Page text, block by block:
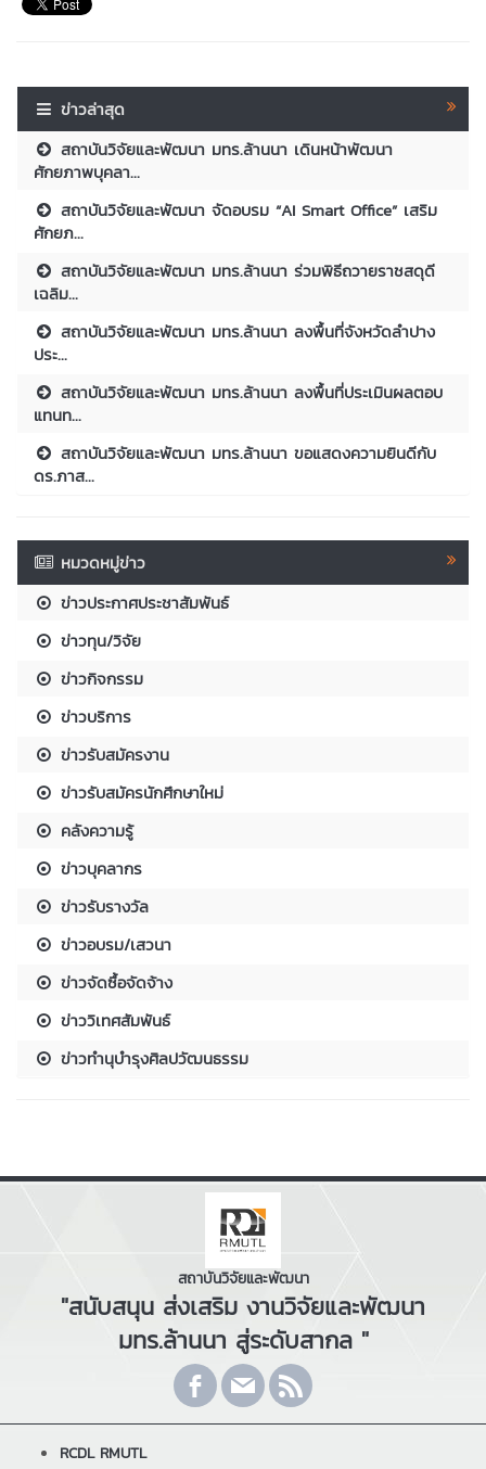
ข่าวล่าสุด
สถาบันวิจัยและพัฒนา มทร.ล้านนา เดินหน้าพัฒนา
ศักยภาพบุคลา...
สถาบันวิจัยและพัฒนา จัดอบรม “AI Smart Office” เสริม
ศักยภ...
สถาบันวิจัยและพัฒนา มทร.ล้านนา ร่วมพิธีถวายราชสดุดี
เฉลิม...
สถาบันวิจัยและพัฒนา มทร.ล้านนา ลงพื้นที่จังหวัดลำปาง
ประ...
สถาบันวิจัยและพัฒนา มทร.ล้านนา ลงพื้นที่ประเมินผลตอบ
แทนท...
สถาบันวิจัยและพัฒนา มทร.ล้านนา ขอแสดงความยินดีกับ
ดร.ภาส...
หมวดหมู่ข่าว
ข่าวประกาศประชาสัมพันธ์
ข่าวทุน/วิจัย
ข่าวกิจกรรม
ข่าวบริการ
ข่าวรับสมัครงาน
ข่าวรับสมัครนักศึกษาใหม่
คลังความรู้
ข่าวบุคลากร
ข่าวรับรางวัล
ข่าวอบรม/เสวนา
ข่าวจัดซื้อจัดจ้าง
ข่าววิเทศสัมพันธ์
ข่าวทำนุบำรุงศิลปวัฒนธรรม
สถาบันวิจัยและพัฒนา
"สนับสนุน ส่งเสริม งานวิจัยและพัฒนา
มทร.ล้านนา สู่ระดับสากล "
RCDL RMUTL